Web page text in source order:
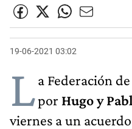
19-06-2021 03:02
La Federación
por Hugo y
viernes a un